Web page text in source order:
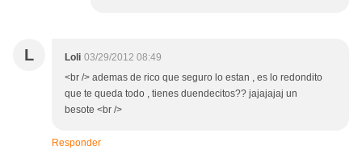
L Loli 03/29/2012 08:49
<br /> ademas de rico que seguro lo estan , es lo redondito
que te queda todo , tienes duendecitos?? jajajajaj un
besote <br />
Responder